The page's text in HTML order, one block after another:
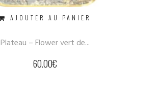
AJOUTER AU PANIER
Plateau – Flower vert de...
60.00€